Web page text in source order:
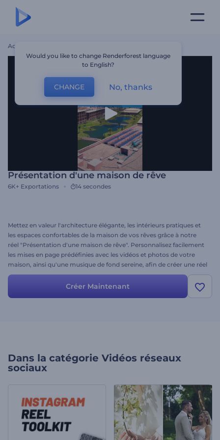
Accueil
Présentation d'une maison de rêve
6K+ Exportations 14 secondes
Mettez en valeur l'architecture élégante, les intérieurs pratiques et
les espaces confortables de la maison de vos rêves grâce à notre
réel "Présentation d'une maison de rêve". Personnalisez facilement
les mises en page prédéfinies avec les vidéos et photos de votre
maison, ainsi qu'une musique de fond sereine, afin de créer une réel
qui capte l'attention. Idéal pour les promotions immobilières, les
visites de maisons ou les mises en valeur personnelles, ce modèle
fera la promotion de votre propriété comme jamais auparavant.
Créer Maintenant
Dans la catégorie Vidéos réseaux
sociaux
Would you like to change Renderforest language
to English?
CHANGE No, thanks